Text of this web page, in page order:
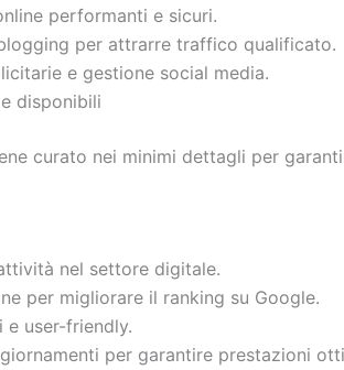
performanti e sicuri.
per attrarre traffico qualificato.
e gestione social media.
disponibili
curato nei minimi dettagli per
nel settore digitale.
per migliorare il ranking su Google.
e user-friendly.
per garantire prestazioni